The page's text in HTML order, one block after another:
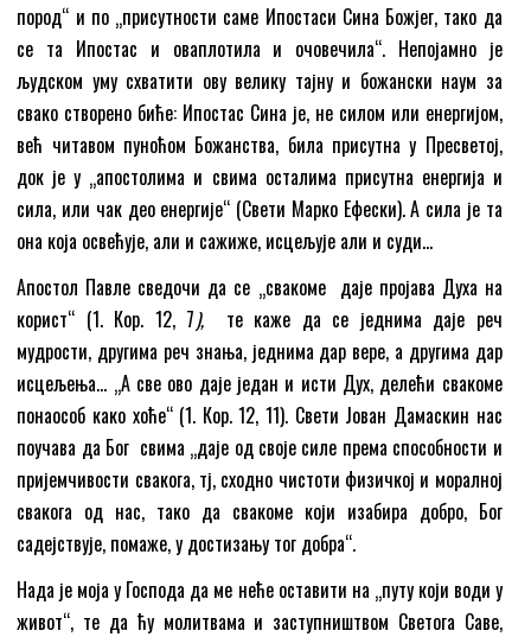
пород“ и по „присутности саме Ипостаси Сина Божјег, тако да
се та Ипостас и оваплотила и очовечила“. Непојамно је
људском уму схватити ову велику тајну и божански наум за
свако створено биће: Ипостас Сина је, не силом или енергијом,
већ читавом пуноћом Божанства, била присутна у Пресветој,
док је у „апостолима и свима осталима присутна енергија и
сила, или чак део енергије“ (Свети Марко Ефески). А сила је та
она која освећује, али и сажиже, исцељује али и суди…
Апостол Павле сведочи да се „свакоме даје пројава Духа на
корист“ (1. Кор. 12, 7),те каже да се једнима даје реч
мудрости, другима реч знања, једнима дар вере, а другима дар
исцељења… „А све ово даје један и исти Дух, делећи свакоме
понаособ како хоће“ (1. Кор. 12, 11). Свети Јован Дамаскин нас
поучава да Бог свима „даје од своје силе према способности и
пријемчивости свакога, тј, сходно чистоти физичкој и моралној
свакога од нас, тако да свакоме који изабира добро, Бог
садејствује, помаже, у достизању тог добра“.
Нада је моја у Господа да ме неће оставити на „путу који води у
живот“, те да ћу молитвама и заступништвом Светога Саве,